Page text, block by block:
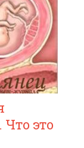
это